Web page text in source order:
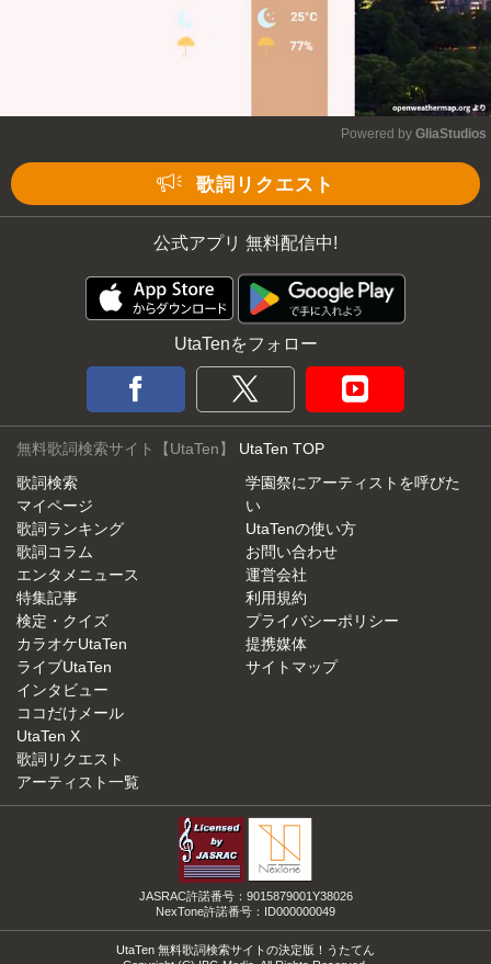
Powered by GliaStudios
歌詞リクエスト
公式アプリ 無料配信中!
UtaTenをフォロー
無料歌詞検索サイト【UtaTen】 UtaTen TOP
歌詞検索
マイページ
歌詞ランキング
歌詞コラム
エンタメニュース
特集記事
検定・クイズ
カラオケUtaTen
ライブUtaTen
インタビュー
ココだけメール
UtaTen X
歌詞リクエスト
アーティスト一覧
学園祭にアーティストを呼びた
い
UtaTenの使い方
お問い合わせ
運営会社
利用規約
プライバシーポリシー
提携媒体
サイトマップ
JASRAC許諾番号：9015879001Y38026
NexTone許諾番号：ID000000049
UtaTen 無料歌詞検索サイトの決定版！うたてん